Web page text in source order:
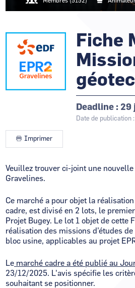
Eiffage Génie Civil -
GANIL
Normandie
Occitanie
France
d’Affaires de
Normandie
Logo
Image
Fiche
Deadline 29
Date de publication
Imprimer
Contenu
Veuillez trouver ci-joint une
Gravelines.
Ce marché a pour objet la
cadre, est divisé en 2 lots, le
Projet Bugey. Le lot 1 objet de cette
réalisation des missions d’études
bloc usine, applicables au projet
Le marché cadre a été publié au
23/12/2025. L'avis spécifie les
souhaitant se positionner.